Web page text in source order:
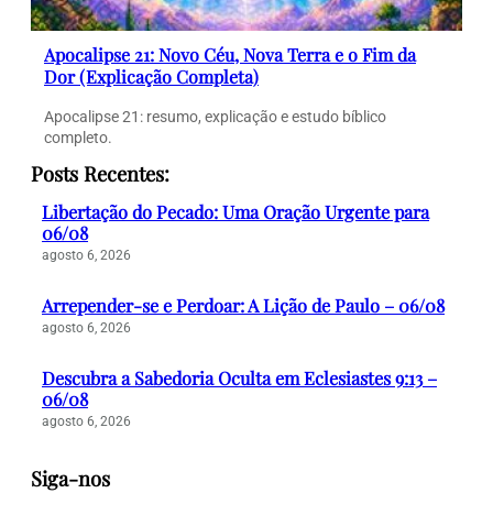
Apocalipse 21: Novo Céu, Nova Terra e o Fim da
Dor (Explicação Completa)
Apocalipse 21: resumo, explicação e estudo bíblico
completo.
Posts Recentes:
Libertação do Pecado: Uma Oração Urgente para
06/08
agosto 6, 2026
Arrepender-se e Perdoar: A Lição de Paulo – 06/08
agosto 6, 2026
Descubra a Sabedoria Oculta em Eclesiastes 9:13 –
06/08
agosto 6, 2026
Siga-nos